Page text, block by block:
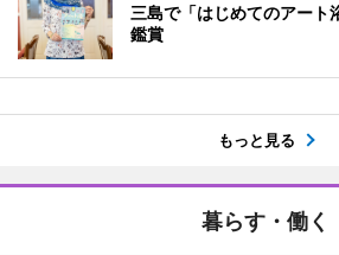
三島で「はじめてのアー
鑑賞
もっと見る
暮らす・働く